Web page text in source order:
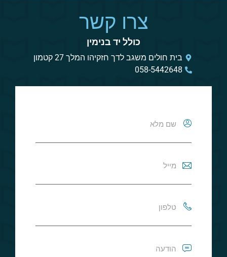
צרו קשר
כולל יד בנימין
בית חולים משגב לדך חזקיהו המלך 27 קטמון
058-5442648